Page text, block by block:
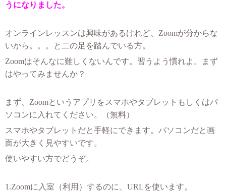
うになりました。
オンラインレッスンは興味があるけれど、Zoomが分からな
いから。。。と二の足を踏んでいる方。
Zoomはそんなに難しくないんです。習うよう慣れよ。まず
はやってみませんか？
まず、Zoomというアプリをスマホやタブレットもしくはパ
ソコンに入れてください。（無料）
スマホやタブレットだと手軽にできます。パソコンだと画
面が大きく見やすいです。
使いやすい方でどうぞ。
1.Zoomに入室（利用）するのに、URLを使います。